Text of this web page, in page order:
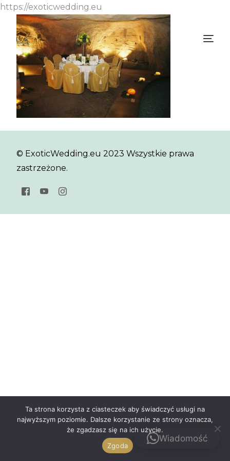
https://exoticwedding.eu
© ExoticWedding.eu 2023 Wszystkie prawa
zastrzeżone.
Kontakt
Wiadomość
Ta strona korzysta z ciasteczek aby świadczyć usługi na
najwyższym poziomie. Dalsze korzystanie ze strony oznacza,
że zgadzasz się na ich użycie.
Zgoda